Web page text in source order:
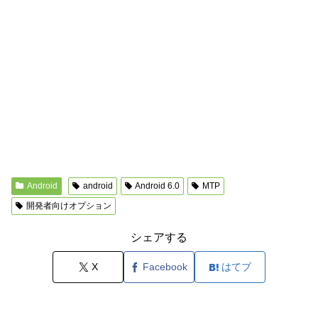
Android android Android 6.0
MTP
開発者向けオプション
シェアする
X Facebook はてブ